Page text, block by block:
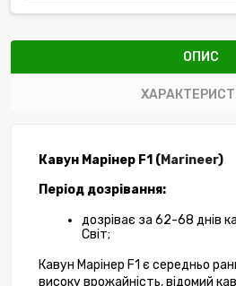
ОПИС
Кавун Марінер F1 (Marineer)
Період дозрівання:
дозріває за 62-68 днів
Світ;
Кавун Марінер F1 є середньо
високу врожайність, відомий